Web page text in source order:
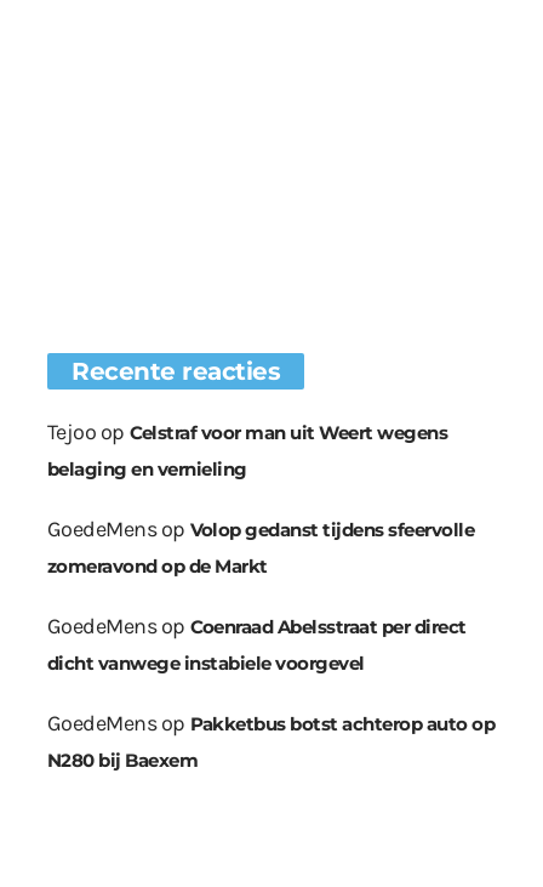
Recente reacties
Tejoo op Celstraf voor man uit Weert wegens
belaging en vernieling
GoedeMensop Volop gedanst tijdens sfeervolle
zomeravond op de Markt
GoedeMensop Coenraad Abelsstraat per direct
dicht vanwege instabiele voorgevel
GoedeMensop Pakketbus botst achterop auto op
N280 bij Baexem